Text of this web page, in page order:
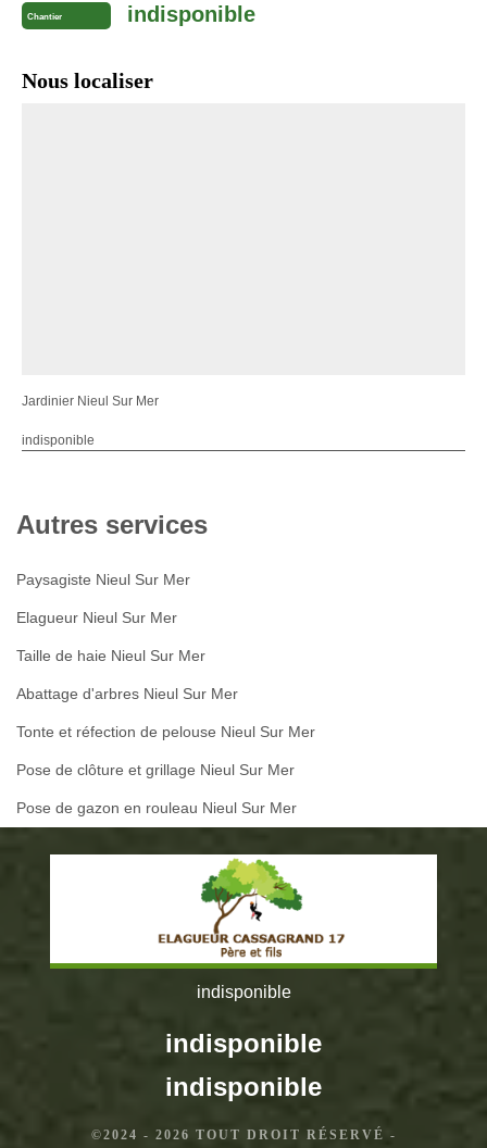
Chantier indisponible
Nous localiser
Jardinier Nieul Sur Mer
indisponible
Autres services
Paysagiste Nieul Sur Mer
Elagueur Nieul Sur Mer
Taille de haie Nieul Sur Mer
Abattage d'arbres Nieul Sur Mer
Tonte et réfection de pelouse Nieul Sur Mer
Pose de clôture et grillage Nieul Sur Mer
Pose de gazon en rouleau Nieul Sur Mer
indisponible
indisponible
indisponible
©2024 - 2026 TOUT DROIT RÉSERVÉ -